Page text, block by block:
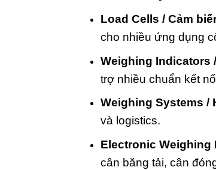
Load Cells / Cảm
cho nhiều ứng dụng
Weighing Indicators
trợ nhiều chuẩn kết
Weighing Systems /
và logistics.
Electronic Weighing
cân băng tải, cân